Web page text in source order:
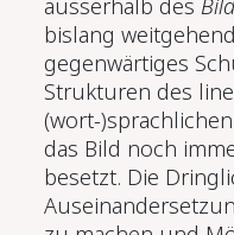
ausserhalb des
bislang
gegenwärtiges
Strukturen des
(wort-
das Bild noch
besetzt. Die